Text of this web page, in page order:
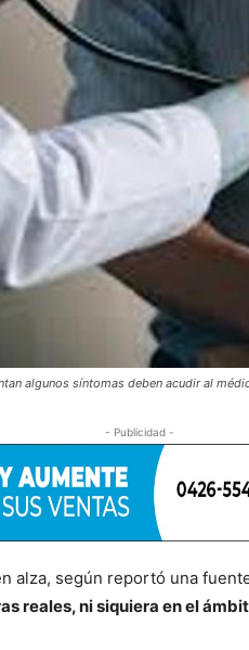
algunos síntomas deben acudir al
- Publicidad -
alza, según reportó una
reales, ni siquiera en el